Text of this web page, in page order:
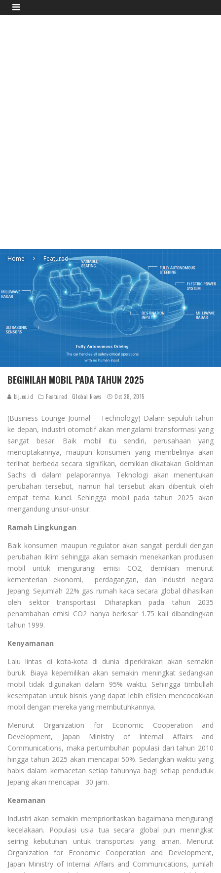
Home Featured
BEGINILAH MOBIL PADA TAHUN 2025
blj.co.id Featured Global News Oct 28, 2015
(Business Lounge Journal – Technology) Dalam sepuluh tahun
ke depan, industri otomotif akan mengalami transformasi yang
sangat besar. Baik mobil itu sendiri, perusahaan yang
menciptakannya, maupun konsumen yang membelinya akan
terlihat berbeda secara signifikan, demikian dikatakan Goldman
Sachs di dalam pelaporannya. Teknologi akan menentukan
perubahan tersebut, namun hal tersebut akan dibentuk oleh
empat tema kunci. Sehingga mobil pada tahun 2025 akan
mengandung unsur-unsur:
Ramah Lingkungan
Baik konsumen maupun regulator akan sangat perduli dengan
perubahan iklim sehingga akan semakin menekankan produsen
mobil untuk mengurangi emisi CO2, demikian menurut
kementerian ekonomi, perdagangan, dan Industri negara
Jepang. Sejumlah 22% gas rumah kaca secara global dihasilkan
oleh sektor
transportasi. Diharapkan pada tahun 2035
penambahan emisi CO2 hanya berkisar 1.75 kali dibandingkan
tahun 1999.
Kenyamanan
Lalu lintas di kota-kota di dunia diperkirakan akan semakin
buruk. Biaya kepemilikan akan semakin meningkat sedangkan
mobil tidak digunakan dalam 95% waktu. Sehingga timbullah
kesempatan untuk bisnis yang dapat lebih efisien mencocokkan
mobil dengan mereka yang membutuhkannya.
Menurut Organization for Economic Cooperation and
Development, Japan Ministry of Internal Affairs and
Communications, maka pertumbuhan populasi dari tahun 2010
hingga tahun 2025 akan mencapai 50%. Sedangkan waktu yang
habis dalam kemacetan setiap tahunnya bagi setiap penduduk
Jepang akan mencapai 30 jam.
Keamanan
Industri akan semakin memprioritaskan bagaimana mengurangi
kecelakaan. Populasi usia tua secara global pun meningkat
seiring kebutuhan untuk transportasi yang aman. Menurut
Organization for Economic Cooperation and Development,
Japan Ministry of Internal Affairs and Communications, jumlah